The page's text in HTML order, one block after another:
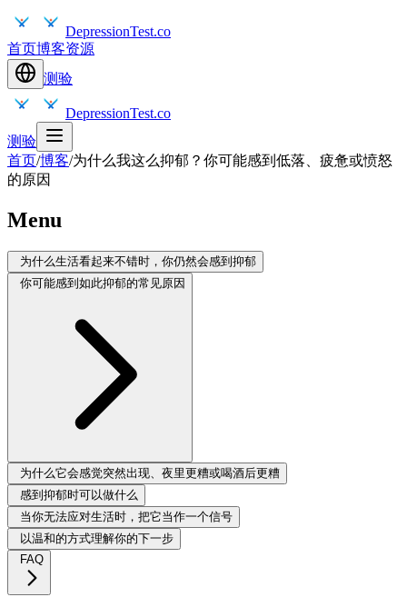
DepressionTest.co
首页博客资源
测验
DepressionTest.co
测验
首页/博客/为什么我这么抑郁？你可能感到低落、疲惫或愤怒
的原因
Menu
为什么生活看起来不错时，你仍然会感到抑郁
你可能感到如此抑郁的常见原因
为什么它会感觉突然出现、夜里更糟或喝酒后更糟
感到抑郁时可以做什么
当你无法应对生活时，把它当作一个信号
以温和的方式理解你的下一步
FAQ